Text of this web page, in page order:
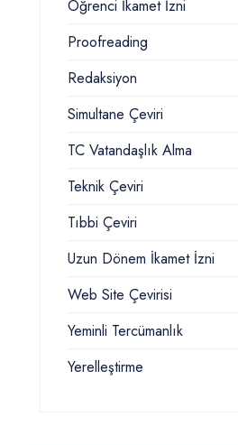
Öğrenci İkamet İzni
Proofreading
Redaksiyon
Simultane Çeviri
TC Vatandaşlık Alma
Teknik Çeviri
Tıbbi Çeviri
Uzun Dönem İkamet İzni
Web Site Çevirisi
Yeminli Tercümanlık
Yerelleştirme